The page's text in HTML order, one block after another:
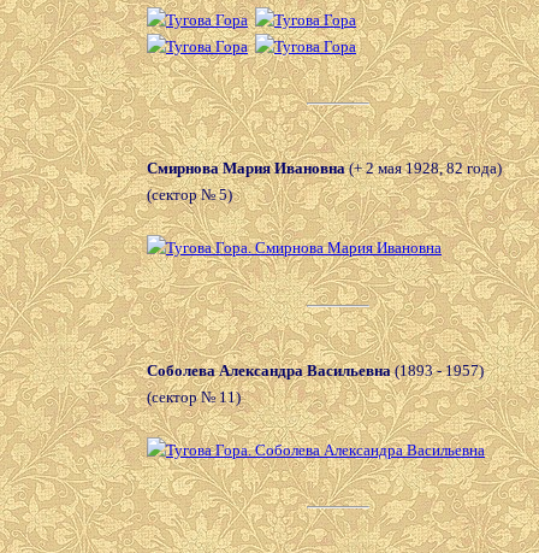
Смирнова Мария Ивановна(+ 2 мая 1928, 82 года)
(сектор № 5)
Соболева Александра Васильевна(1893 - 1957)
(сектор № 11)